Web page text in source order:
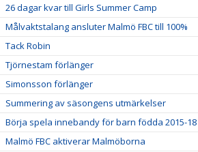
26 dagar kvar till Girls Summer Camp
Målvaktstalang ansluter Malmö FBC till 100%
Tack Robin
Tjörnestam förlänger
Simonsson förlänger
Summering av säsongens utmärkelser
Börja spela innebandy för barn födda 2015-18
Malmö FBC aktiverar Malmöborna